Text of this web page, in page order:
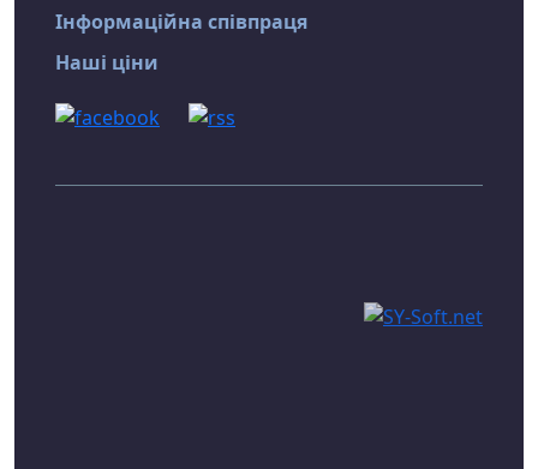
Інформаційна співпраця
Наші ціни